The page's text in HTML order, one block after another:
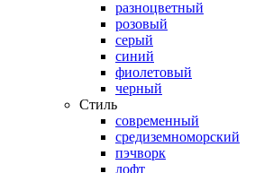
разноцветный
розовый
серый
синий
фиолетовый
черный
Стиль
современный
средиземноморский
пэчворк
лофт